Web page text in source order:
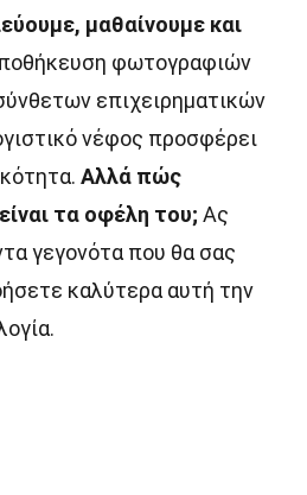
μαθαίνουμε και
φωτογραφιών
επιχειρηματικών
νέφος προσφέρει
Αλλά πώς
τα οφέλη του; Ας
γεγονότα που θα σας
καλύτερα αυτή την